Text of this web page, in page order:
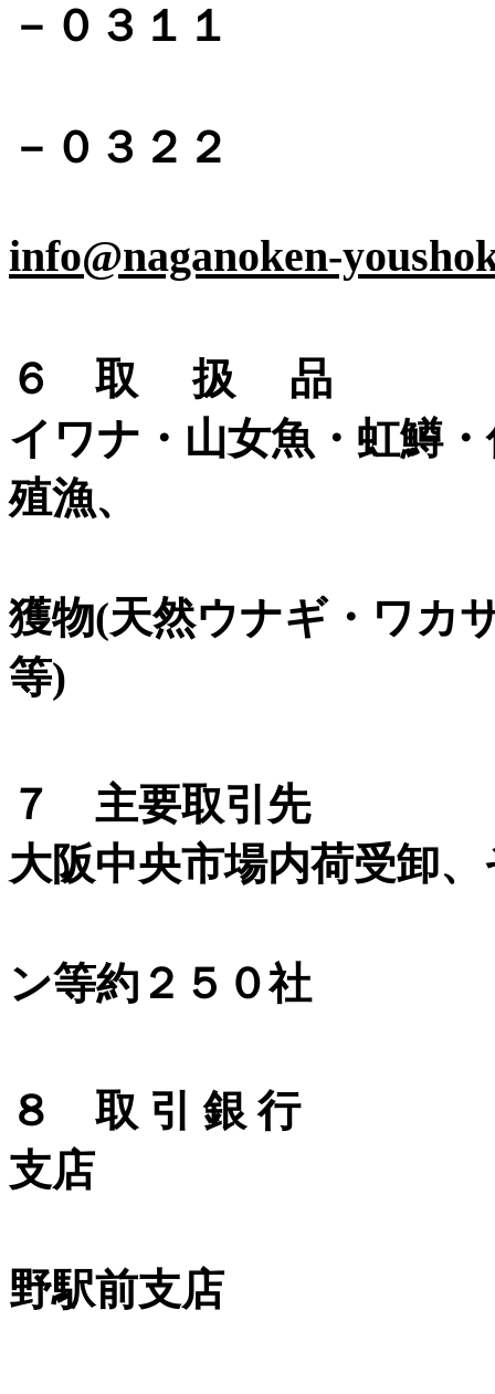
－０３１１
－０３２２
info@naganoken-
６ 取 扱 品
イワナ・山女魚・虹鱒
殖漁、
獲物(天然ウナギ・ワカ
等)
７ 主要取引先
大阪中央市場内荷受卸
ン等約２５０社
８ 取 引 銀 行
支店
野駅前支店